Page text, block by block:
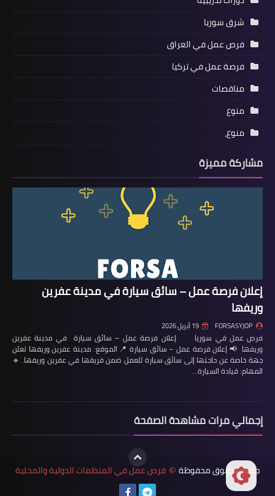
شرق سوريا
فرص عمل في العراق
فرصة عمل في تركيا
مناقصات
منوع
منوع،
مشاركة مميزة
إعلان فرصة عمل – سائق سيارة في مدينة عفرين
وريفها
FORSASYJOP 19 أبريل 2026
فرص عمل في سوريا إعلان فرصة عمل – سائق سيارة في مدينة عفرين
وريفها 📢 إعلان فرصة عمل – سائق سيارة 📍 الموقع: مدينة عفرين وريفها تعلن
جهة خاصة عن حاجتها إلى سائق سيارة للعمل ضمن فريقها في عفرين وريفها. 🔹
المهام: قيادة السيارة…
إجمالي مرات مشاهدة الصفحة
جميع الحقوق محفوظة © فرص عمل في المنظمات الدولية والمحلية